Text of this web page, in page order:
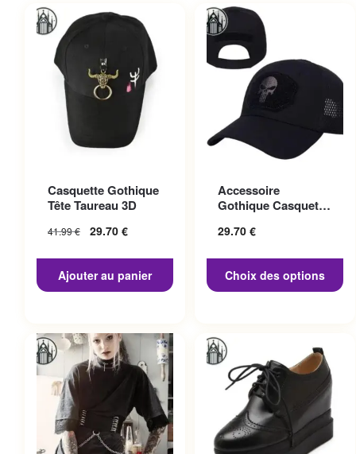
Casquette Gothique
Tête Taureau 3D
41.99€ 29.70 €
Ajouter au panier
Accessoire
Gothique Casquette
29.70 €
Choix des options
variations. Les options
peuvent être choisies sur la
page du produit